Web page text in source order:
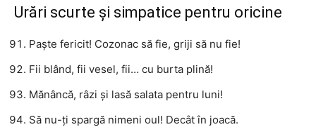
Urări scurte și simpatice pentru oricine
Paște fericit! Cozonac să fie, griji să nu fie!
Fii blând, fii vesel, fii… cu burta plină!
Mănâncă, râzi și lasă salata pentru luni!
Să nu-ți spargă nimeni oul! Decât în joacă.